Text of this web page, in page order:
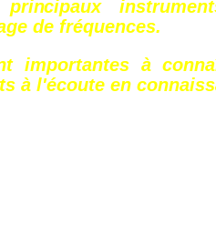
de fréquences.
importantes à
à l'écoute en